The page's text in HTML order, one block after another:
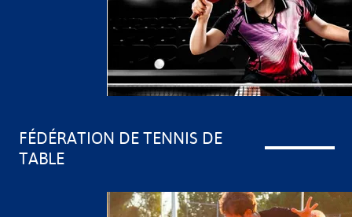
FÉDÉRATION DE TENNIS DE
TABLE